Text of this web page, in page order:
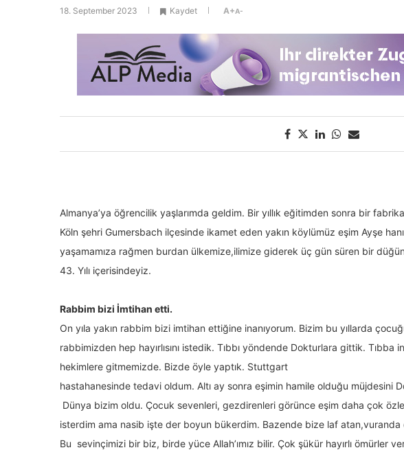
18. September 2023 Kaydet A+A-
Almanya’ya öğrencilik yaşlarımda geldim. Bir yıllık eğitimden sonra bir
Köln şehri Gumersbach ilçesinde ikamet eden yakın köylümüz eşim Ayşe
yaşamamıza rağmen burdan ülkemize,ilimize giderek üç gün süren bir
43. Yılı içerisindeyiz.
Rabbim bizi İmtihan etti.
On yıla yakın rabbim bizi imtihan ettiğine inanıyorum. Bizim bu yıllarda
rabbimizden hep hayırlısını istedik. Tıbbı yöndende Dokturlara gittik. Tıbba
hekimlere gitmemizde. Bizde öyle yaptık. Stuttgart
hastahanesinde tedavi oldum. Altı ay sonra eşimin hamile olduğu müjdesini
Dünya bizim oldu. Çocuk sevenleri, gezdirenleri görünce eşim daha çok
isterdim ama nasib işte der boyun bükerdim. Bazende bize laf atan,vuranda
Bu sevinçimizi bir biz, birde yüce Allah’ımız bilir. Çok şükür hayırlı ömürler